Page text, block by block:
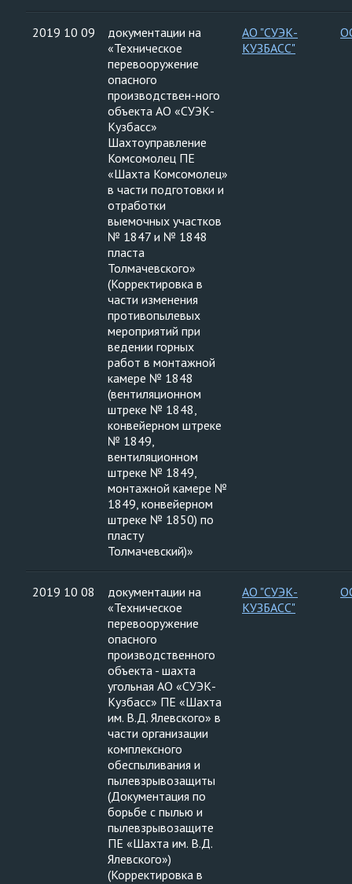
2019 10 09
документации на
«Техническое
перевооружение
опасного
производствен-ного
объекта АО «СУЭК-
Кузбасс»
Шахтоуправление
Комсомолец ПЕ
«Шахта Комсомолец»
в части подготовки и
отработки
выемочных участков
№ 1847 и № 1848
пласта
Толмачевского»
(Корректировка в
части изменения
противопылевых
мероприятий при
ведении горных
работ в монтажной
камере № 1848
(вентиляционном
штреке № 1848,
конвейерном штреке
№ 1849,
вентиляционном
штреке № 1849,
монтажной камере №
1849, конвейерном
штреке № 1850) по
пласту
Толмачевский)»
АО "СУЭК-
КУЗБАСС"
2019 10 08
документации на
«Техническое
перевооружение
опасного
производственного
объекта - шахта
угольная АО «СУЭК-
Кузбасс» ПЕ «Шахта
им. В.Д. Ялевского» в
части организации
комплексного
обеспыливания и
пылевзрывозащиты
(Документация по
борьбе с пылью и
пылевзрывозащите
ПЕ «Шахта им. В.Д.
Ялевского»)
(Корректировка в
АО "СУЭК-
КУЗБАСС"